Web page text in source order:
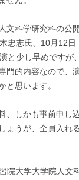
文科学研究科の公
忠志氏、10月12
と少し早めですが、
門的内容なので、
と思います。
、しかも事前申し
ょうが、全員入れ
院大学大学院人文